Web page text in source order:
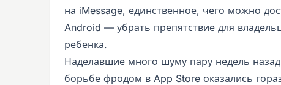
на iMessage, единственное, чего можно
Android — убрать препятствие для
ребенка.
Наделавшие много шуму пару недель
борьбе фродом в App Store оказались